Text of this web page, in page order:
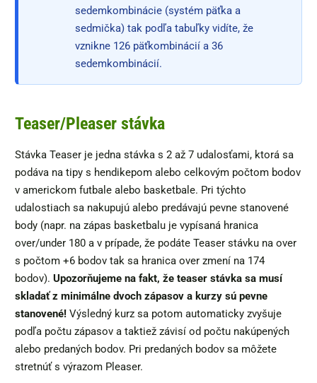
sedemkombinácie (systém päťka a
sedmička) tak podľa tabuľky vidíte, že
vznikne 126 päťkombinácií a 36
sedemkombinácií.
Teaser/Pleaser stávka
Stávka Teaser je jedna stávka s 2 až 7 udalosťami, ktorá sa
podáva na tipy s hendikepom alebo celkovým počtom bodov
v americkom futbale alebo basketbale. Pri týchto
udalostiach sa nakupujú alebo predávajú pevne stanovené
body (napr. na zápas basketbalu je vypísaná hranica
over/under 180 a v prípade, že podáte Teaser stávku na over
s počtom +6 bodov tak sa hranica over zmení na 174
bodov). Upozorňujeme na fakt, že teaser stávka sa musí
skladať z minimálne dvoch zápasov a kurzy sú pevne
stanovené! Výsledný kurz sa potom automaticky zvyšuje
podľa počtu zápasov a taktiež závisí od počtu nakúpených
alebo predaných bodov. Pri predaných bodov sa môžete
stretnúť s výrazom Pleaser.